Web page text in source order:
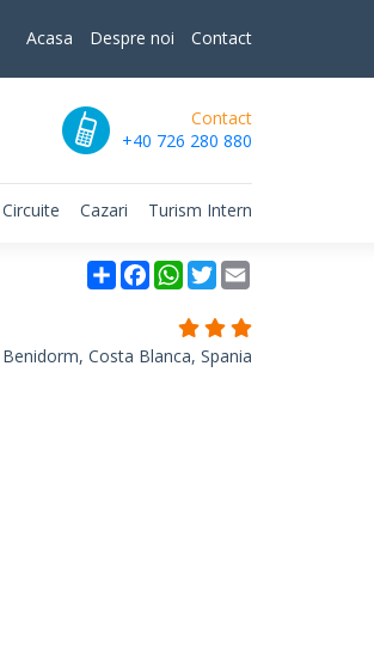
Acasa Despre noi Contact
Contact
+40 726 280 880
Circuite Cazari Turism Intern
Partajare
Facebook
WhatsApp
Twitter
Benidorm, Costa Blanca, Spania